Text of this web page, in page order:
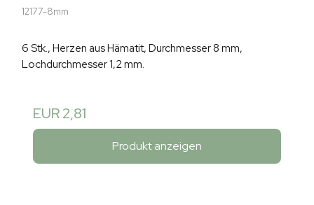
12177-8mm
6 Stk., Herzen aus Hämatit, Durchmesser 8 mm,
Lochdurchmesser 1,2 mm.
EUR 2,81
Produkt anzeigen